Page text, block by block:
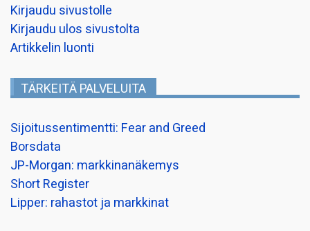
Kirjaudu sivustolle
Kirjaudu ulos sivustolta
Artikkelin luonti
TÄRKEITÄ PALVELUITA
Sijoitussentimentti: Fear and Greed
Borsdata
JP-Morgan: markkinanäkemys
Short Register
Lipper: rahastot ja markkinat